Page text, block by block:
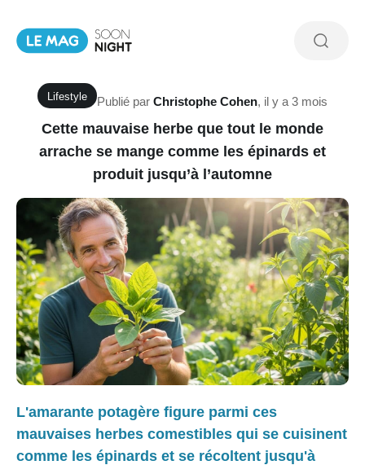
Lifestyle Publié par Christophe Cohen, il y a 3 mois
Cette mauvaise herbe que tout le monde
arrache se mange comme les épinards et
produit jusqu’à l’automne
L'amarante potagère figure parmi ces
mauvaises herbes comestibles qui se cuisinent
comme les épinards et se récoltent jusqu'à